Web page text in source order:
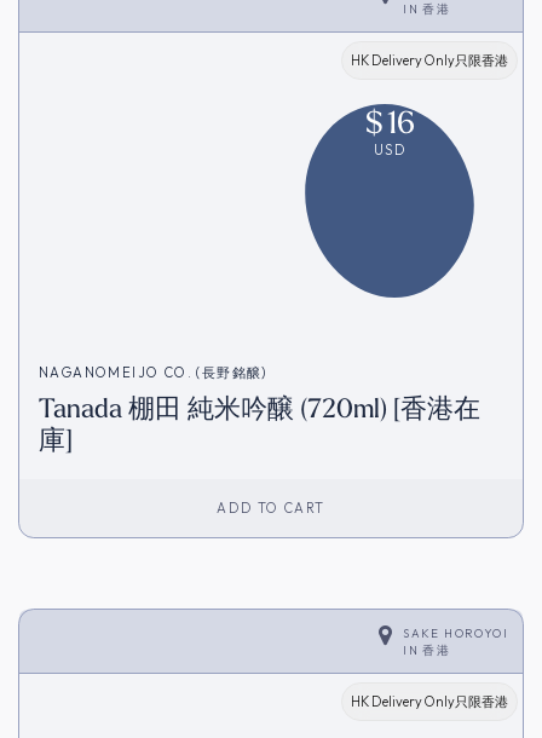
IN香港
HK Delivery Only只限香港
$16
USD
NAGANOMEIJO CO. (長野銘醸)
Tanada 棚田 純米吟醸 (720ml) [香港在
庫]
ADD TO CART
SAKE HOROYOI
IN香港
HK Delivery Only只限香港